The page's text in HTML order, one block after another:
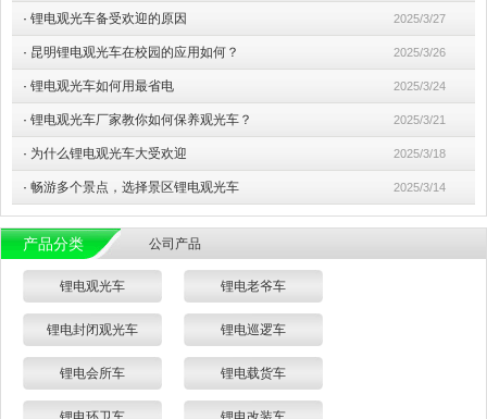
· 锂电观光车备受欢迎的原因 2025/3/27
· 昆明锂电观光车在校园的应用如何？ 2025/3/26
· 锂电观光车如何用最省电 2025/3/24
· 锂电观光车厂家教你如何保养观光车？ 2025/3/21
· 为什么锂电观光车大受欢迎 2025/3/18
· 畅游多个景点，选择景区锂电观光车 2025/3/14
产品分类 公司产品
锂电观光车 锂电老爷车
锂电封闭观光车 锂电巡逻车
锂电会所车 锂电载货车